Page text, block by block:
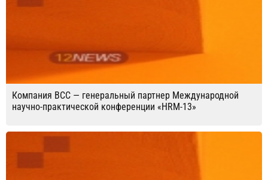
Компания ВСС — генеральный партнер Международной
научно-практической конференции «HRM-13»